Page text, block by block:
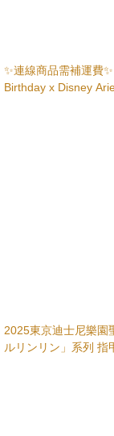
✨連線商品需補運費
Birthday x Disney
2025東京迪士尼樂園
ルリンリ